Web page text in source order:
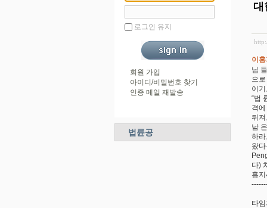
로그인 유지
회원 가입
아이디/비밀번호 찾기
인증 메일 재발송
법륜공
대
이
님
으
이
“법
격
뒤
남
하
왔
다)
홍
타